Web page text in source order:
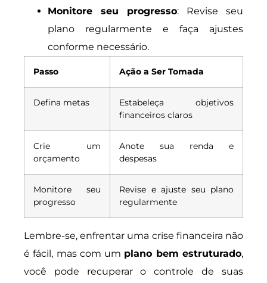
Monitore seu progresso: Revise seu
plano regularmente e faça ajustes
conforme necessário.
Passo Ação a Ser Tomada
Defina metas
Estabeleça objetivos
financeiros claros
Crie um
orçamento
Anote sua renda e
despesas
Monitore seu
progresso
Revise e ajuste seu plano
regularmente
Lembre-se, enfrentar uma crise financeira não
é fácil, mas com um plano bem estruturado,
você pode recuperar o controle de suas